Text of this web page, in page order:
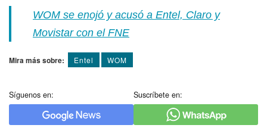
WOM se enojó y acusó a Entel, Claro y
Movistar con el FNE
Mira más sobre: Entel WOM
Síguenos en: Suscríbete en: